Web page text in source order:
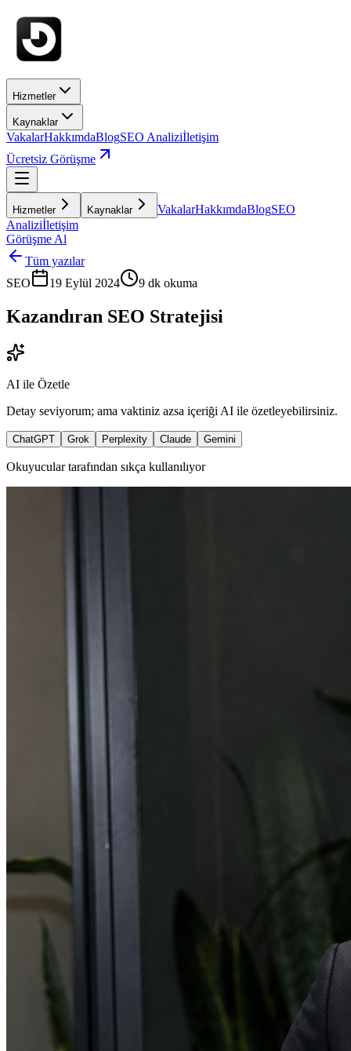
Hizmetler
Kaynaklar
VakalarHakkımdaBlogSEO Analiziİletişim
Ücretsiz Görüşme
Hizmetler Kaynaklar VakalarHakkımdaBlogSEO
Analiziİletişim
Görüşme Al
Tüm yazılar
SEO
19 Eylül 2024 9 dk okuma
Kazandıran SEO Stratejisi
AI ile Özetle
Detay seviyorum; ama vaktiniz azsa içeriği AI ile özetleyebilirsiniz.
ChatGPT Grok Perplexity Claude Gemini
Okuyucular tarafından sıkça kullanılıyor